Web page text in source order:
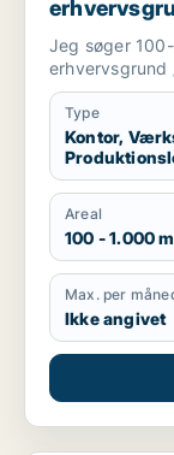
salg i
Jeg søger
erhvervsgrund
Type
Kontor,
Areal
100 - 1.000 m
Max. per
Ikke angivet